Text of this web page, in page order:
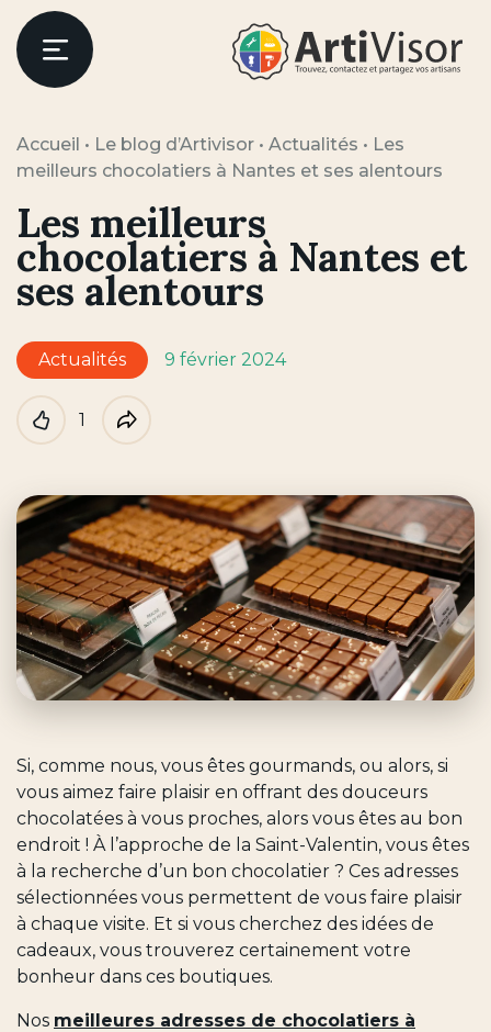
Accueil • Le blog d’Artivisor • Actualités • Les
meilleurs chocolatiers à Nantes et ses alentours
Les meilleurs
chocolatiers à Nantes et
ses alentours
Actualités 9 février 2024
Like
1
Partager
Si, comme nous, vous êtes gourmands, ou alors, si
vous aimez faire plaisir en offrant des douceurs
chocolatées à vous proches, alors vous êtes au bon
endroit ! À l’approche de la Saint-Valentin, vous êtes
à la recherche d’un bon chocolatier ? Ces adresses
sélectionnées vous permettent de vous faire plaisir
à chaque visite. Et si vous cherchez des idées de
cadeaux, vous trouverez certainement votre
bonheur dans ces boutiques.
Nos meilleures adresses de chocolatiers à